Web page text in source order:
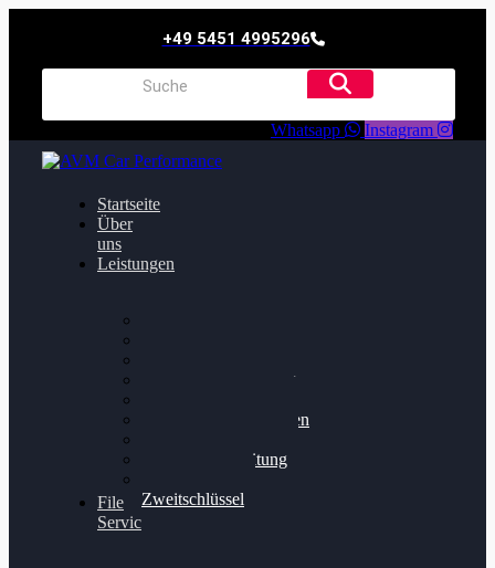
+49 5451 4995296
Whatsapp Instagram
Startseite
Über
uns
Leistungen
Getriebeoptimierung
Bremsscheiben planen
Felgenaufbereitung
Zweitschlüssel
File
Service